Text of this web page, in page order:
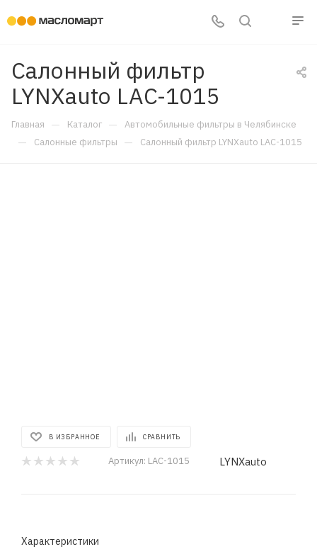
Салонный фильтр
LYNXauto LAC-1015
Главная — Каталог — Автомобильные фильтры в Челябинске
— Салонные фильтры — Салонный фильтр LYNXauto LAC-1015
В ИЗБРАННОЕ СРАВНИТЬ
Артикул: LAC-1015 LYNXauto
Характеристики